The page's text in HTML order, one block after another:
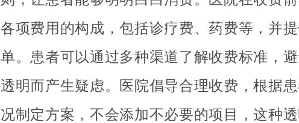
各项费用的构成，包括诊疗费、药费等，并
单。患者可以通过多种渠道了解收费标准，
透明而产生疑虑。医院倡导合理收费，根据
况制定方案，不会添加不必要的项目，这种